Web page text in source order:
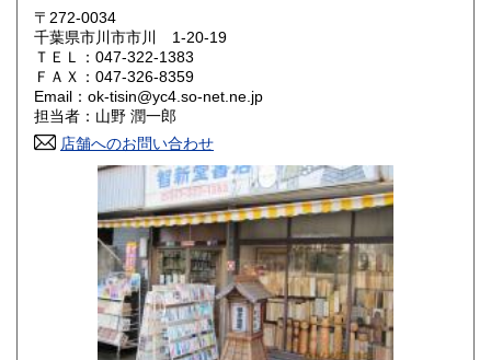
岡山県
山口県 1,440円
香川県 1,440円
高知県 1,440円
1,710円 長崎県
1,710円 大分県
1,710円 鹿児島県
1,810円
〒272-0034
千葉県市川市市川 1-20-19
ＴＥＬ：047-322-1383
ＦＡＸ：047-326-8359
Email：ok-tisin@yc4.so-net.ne.jp
担当者：山野 潤一郎
店舗へのお問い合わせ